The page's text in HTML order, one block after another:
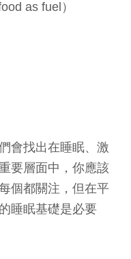
as fuel）
會找出在睡眠、激
要層面中，你應該
個都關注，但在平
睡眠基礎是必要